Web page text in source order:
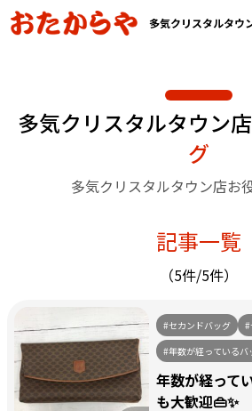
多気クリスタルタウ
多気クリスタルタウン店
グ
多気クリスタルタウン店お
記事一覧
（5件/5件）
#セカンドバッグ #
#年数が経っているバ
年数が経って
も大歓迎👜✨